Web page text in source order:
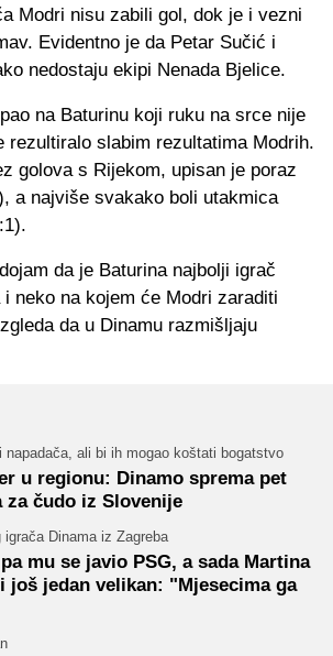
Modri nisu zabili gol, dok je i vezni
Evidentno je da Petar Sučić i
nedostaju ekipi Nenada Bjelice.
na Baturinu koji ruku na srce nije
rezultiralo slabim rezultatima Modrih.
golova s Rijekom, upisan je poraz
a najviše svakako boli utakmica
da je Baturina najbolji igrač
neko na kojem će Modri zaraditi
da u Dinamu razmišljaju
napadača, ali bi ih mogao koštati bogatstvo
u regionu: Dinamo sprema pet
za čudo iz Slovenije
igrača Dinama iz Zagreba
mu se javio PSG, a sada Martina
još jedan velikan: "Mjesecima ga